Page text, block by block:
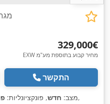
‏329,000 ‏€
EXW מחיר קבוע בתוספת מע"מ
התקשר
מצב: חדש, פונקציונליות: ,